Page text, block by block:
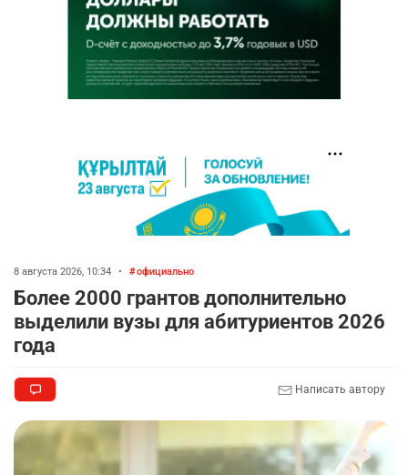
8 августа 2026, 10:34 • официально
Более 2000 грантов дополнительно
выделили вузы для абитуриентов 2026
года
Написать автору